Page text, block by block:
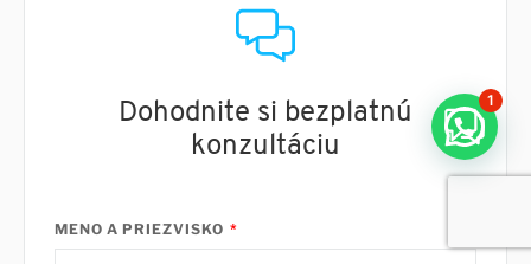
Dohodnite si bezplatnú
konzultáciu
MENO A PRIEZVISKO
1